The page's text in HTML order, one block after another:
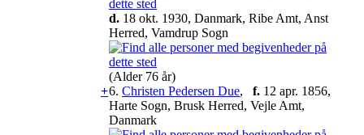
d. 18 okt. 1930, Danmark, Ribe Amt, Anst
Herred, Vamdrup Sogn
(Alder 76 år)
+6. Christen Pedersen Due, f. 12 apr. 1856,
Harte Sogn, Brusk Herred, Vejle Amt,
Danmark